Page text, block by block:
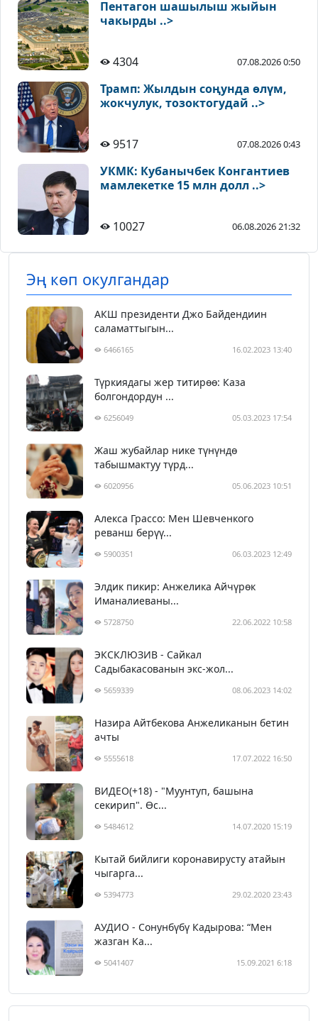
Пентагон шашылыш жыйын
чакырды ..>
4304 07.08.2026 0:50
Трамп: Жылдын соңунда өлүм,
жокчулук, тозоктогудай ..>
9517 07.08.2026 0:43
УКМК: Кубанычбек Конгантиев
мамлекетке 15 млн долл ..>
10027 06.08.2026 21:32
Эң көп окулгандар
АКШ президенти Джо Байдендиин
саламаттыгын...
6466165 16.02.2023 13:40
Түркиядагы жер титирөө: Каза
болгондордун ...
6256049 05.03.2023 17:54
Жаш жубайлар нике түнүндө
табышмактуу түрд...
6020956 05.06.2023 10:51
Алекса Грассо: Мен Шевченкого
реванш берүү...
5900351 06.03.2023 12:49
Элдик пикир: Анжелика Айчүрөк
Иманалиеваны...
5728750 22.06.2022 10:58
ЭКСКЛЮЗИВ - Сайкал
Садыбакасованын экс-жол...
5659339 08.06.2023 14:02
Назира Айтбекова Анжеликанын бетин
ачты
5555618 17.07.2022 16:50
ВИДЕО(+18) - "Муунтуп, башына
секирип". Өс...
5484612 14.07.2020 15:19
Кытай бийлиги коронавирусту атайын
чыгарга...
5394773 29.02.2020 23:43
АУДИО - Сонунбүбү Кадырова: “Мен
жазган Ка...
5041407 15.09.2021 6:18